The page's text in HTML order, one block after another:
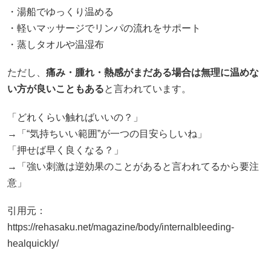
・湯船でゆっくり温める
・軽いマッサージでリンパの流れをサポート
・蒸しタオルや温湿布
ただし、 痛み・腫れ・熱感がまだある場合は無理に温めな
い方が良いこともあると言われています。
「どれくらい触ればいいの？」
→「“気持ちいい範囲”が一つの目安らしいね」
「押せば早く良くなる？」
→「強い刺激は逆効果のことがあると言われてるから要注
意」
引用元：
https://rehasaku.net/magazine/body/internalbleeding-
healquickly/